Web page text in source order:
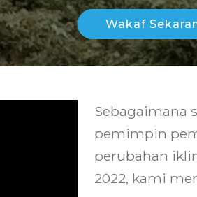
Wakaf
Sebagaimana
pemimpin
perubahan
2022, kami